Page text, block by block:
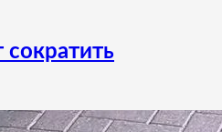
сократить